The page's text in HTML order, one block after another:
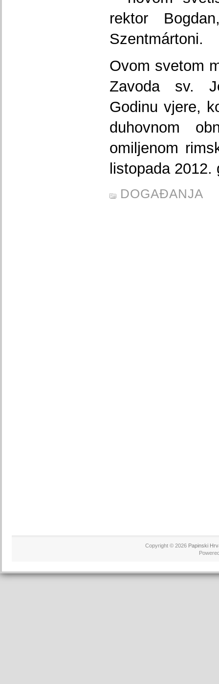
rektor
Szentmártoni.
Ovom svetom
Zavoda sv.
Godinu vjere,
duhovnom
omiljenom
listopada 2012.
DOGAĐANJA
Copyright © 2026 Papinski